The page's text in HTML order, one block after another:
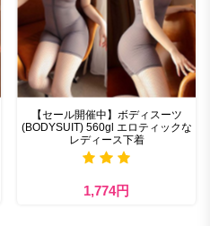
【セール開催中】ボディスーツ
(BODYSUIT) 560gl エロティックな
レディース下着
1,774円